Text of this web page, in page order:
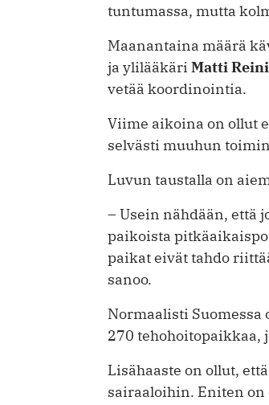
tuntumassa, mutta
Maanantaina määrä
ja ylilääkäri Matti
vetää koordinointia.
Viime aikoina on ollut
selvästi muuhun
Luvun taustalla on
– Usein nähdään, että
paikoista
paikat eivät tahdo
sanoo.
Normaalisti
270 tehohoitopaikkaa,
Lisähaaste on ollut,
sairaaloihin. Eniten on